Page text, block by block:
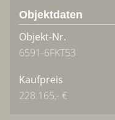
Objektdaten
Objekt-Nr.
6591-6FKT53
Kaufpreis
228.165,- €